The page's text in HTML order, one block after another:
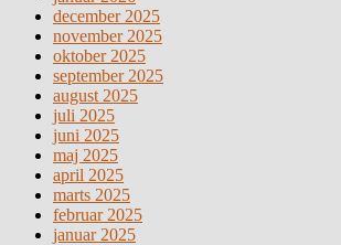
december 2025
november 2025
oktober 2025
september 2025
august 2025
juli 2025
juni 2025
maj 2025
april 2025
marts 2025
februar 2025
januar 2025